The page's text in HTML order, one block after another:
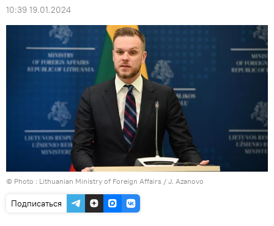
10:39 19.01.2024
© Photo : Lithuanian Ministry of Foreign Affairs / J. Azanovo
Подписаться